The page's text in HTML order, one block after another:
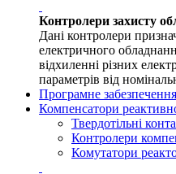
Контролери захисту
Дані контролери
електричного
відхиленні різних
параметрів від
Програмне забезпечення
Компенсатори
Твердотільні
Контролери
Комутатори